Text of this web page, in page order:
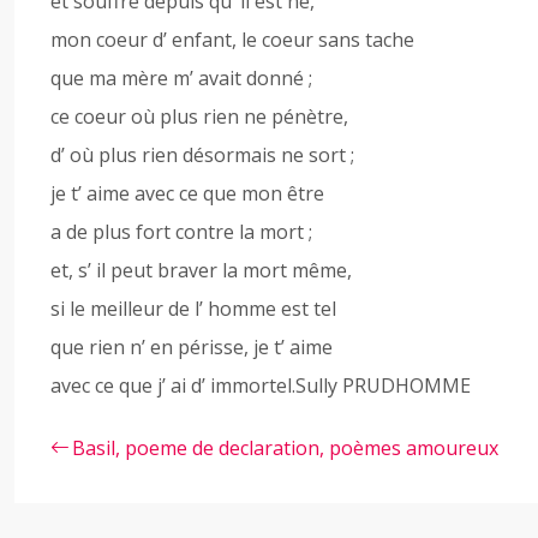
mon coeur d’ enfant, le coeur sans tache
que ma mère m’ avait donné ;
ce coeur où plus rien ne pénètre,
d’ où plus rien désormais ne sort ;
je t’ aime avec ce que mon être
a de plus fort contre la mort ;
et, s’ il peut braver la mort même,
si le meilleur de l’ homme est tel
que rien n’ en périsse, je t’ aime
avec ce que j’ ai d’ immortel.Sully PRUDHOMME
Basil, poeme de declaration, poèmes amoureux